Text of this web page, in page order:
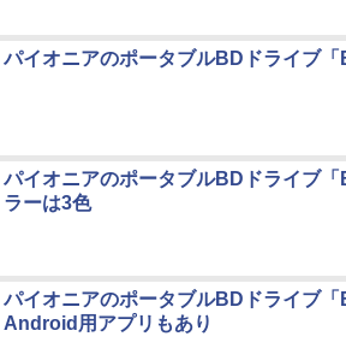
パイオニアのポータブルBDドライブ
パイオニアのポータブルBDドライブ
ラーは3色
パイオニアのポータブルBDドライブ「
Android用アプリもあり